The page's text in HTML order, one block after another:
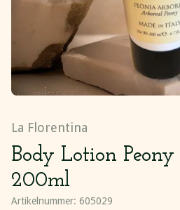
La Florentina
Body Lotion
200ml
Artikelnummer: 605029